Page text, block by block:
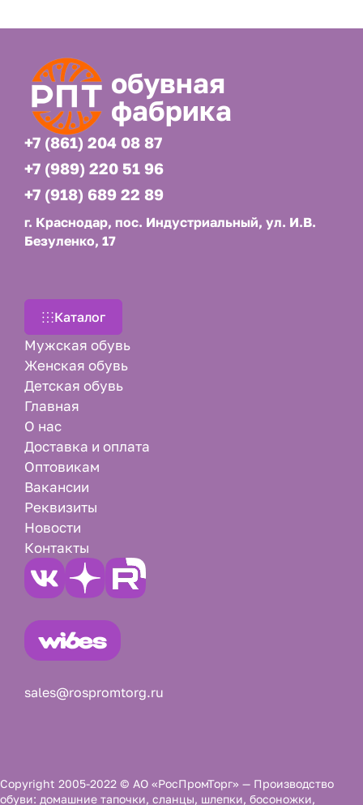
обувная
фабрика
+7 (861) 204 08 87
+7 (989) 220 51 96
+7 (918) 689 22 89
г. Краснодар, пос. Индустриальный, ул. И.В.
Безуленко, 17
Каталог
Мужская обувь
Женская обувь
Детская обувь
Главная
О нас
Доставка и оплата
Оптовикам
Вакансии
Реквизиты
Новости
Контакты
sales@rospromtorg.ru
Copyright 2005-2022 © АО «РосПромТорг» — Производство
обуви: домашние тапочки, сланцы, шлепки, босоножки,